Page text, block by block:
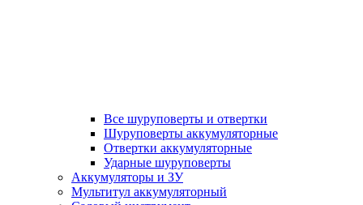
Все шуруповерты и отвертки
Шуруповерты аккумуляторные
Отвертки аккумуляторные
Ударные шуруповерты
Аккумуляторы и ЗУ
Мультитул аккумуляторный